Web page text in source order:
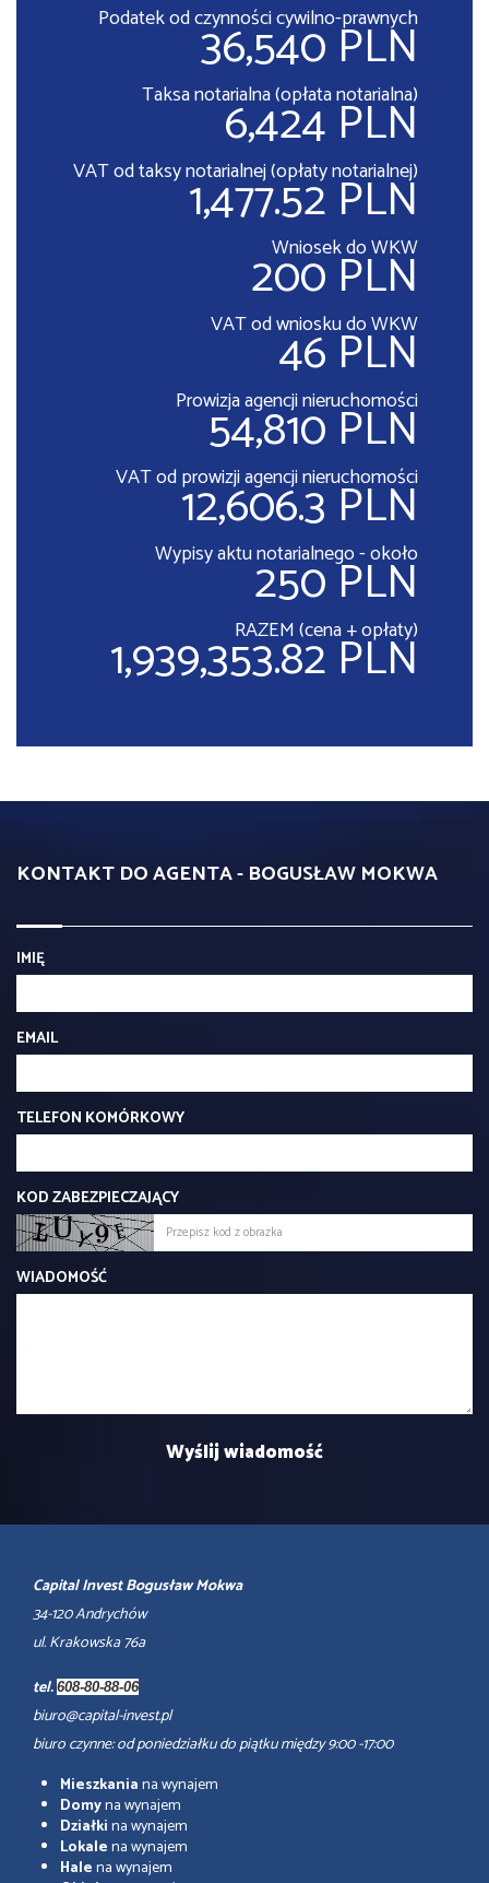
Podatek od czynności cywilno-prawnych
36,540 PLN
Taksa notarialna (opłata notarialna)
6,424 PLN
VAT od taksy notarialnej (opłaty notarialnej)
1,477.52 PLN
Wniosek do WKW
200 PLN
VAT od wniosku do WKW
46 PLN
Prowizja agencji nieruchomości
54,810 PLN
VAT od prowizji agencji nieruchomości
12,606.3 PLN
Wypisy aktu notarialnego - około
250 PLN
RAZEM (cena + opłaty)
1,939,353.82 PLN
KONTAKT DO AGENTA - BOGUSŁAW MOKWA
IMIĘ
EMAIL
TELEFON KOMÓRKOWY
KOD ZABEZPIECZAJĄCY
WIADOMOŚĆ
Capital Invest Bogusław Mokwa
34-120 Andrychów
ul. Krakowska 76a
tel. 608-80-88-06
biuro@capital-invest.pl
biuro czynne: od poniedziałku do piątku między 9:00 -17:00
Mieszkaniana wynajem
Domyna wynajem
Działkina wynajem
Lokalena wynajem
Halena wynajem